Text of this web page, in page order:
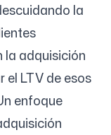
la
la adquisición
el LTV de esos
enfoque